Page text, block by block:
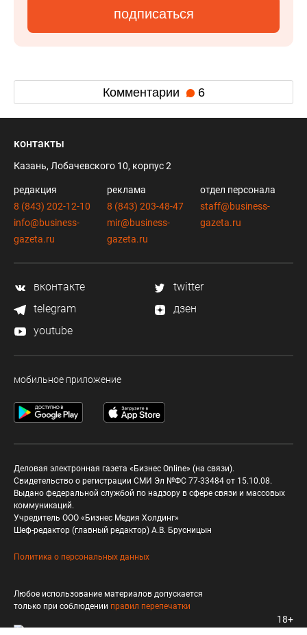
подписаться
Комментарии 6
контакты
Казань, Лобачевского 10, корпус 2
редакция
8 (843) 202-12-10
info@business-
gazeta.ru
реклама
8 (843) 203-48-47
mir@business-
gazeta.ru
отдел персонала
staff@business-
gazeta.ru
вконтакте
twitter
telegram
дзен
youtube
мобильное приложение
Деловая электронная газета «Бизнес Online» (на связи).
Свидетельство о регистрации СМИ Эл №ФС 77-33484 от 15.10.08.
Выдано федеральной службой по надзору в сфере связи и массовых
коммуникаций.
Учредитель ООО «Бизнес Медия Холдинг»
Шеф-редактор (главный редактор) А.В. Брусницын
Политика о персональных данных
Любое использование материалов допускается
только при соблюдении правил перепечатки
18+